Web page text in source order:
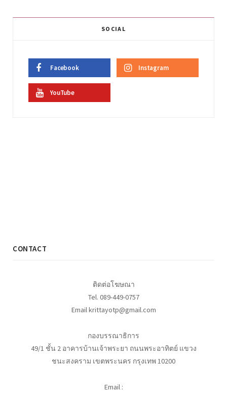
SOCIAL
Facebook Instagram
YouTube
CONTACT
ติดต่อโฆษณา
Tel. 089-449-0757
Email krittayotp@gmail.com
กองบรรณาธิการ
49/1 ชั้น 2 อาคารบ้านเจ้าพระยา ถนนพระอาทิตย์ แขวง
ชนะสงคราม เขตพระนคร กรุงเทพ 10200
Email :